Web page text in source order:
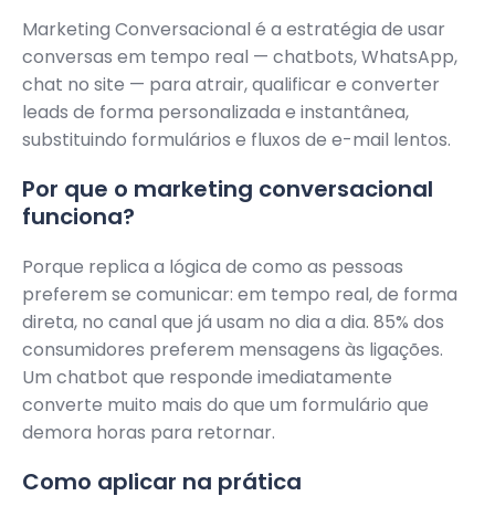
Marketing Conversacional é a estratégia de usar
conversas em tempo real — chatbots, WhatsApp,
chat no site — para atrair, qualificar e converter
leads de forma personalizada e instantânea,
substituindo formulários e fluxos de e-mail lentos.
Por que o marketing conversacional
funciona?
Porque replica a lógica de como as pessoas
preferem se comunicar: em tempo real, de forma
direta, no canal que já usam no dia a dia. 85% dos
consumidores preferem mensagens às ligações.
Um chatbot que responde imediatamente
converte muito mais do que um formulário que
demora horas para retornar.
Como aplicar na prática